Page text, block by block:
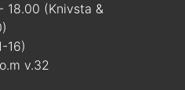
18.00 (Knivsta &
16)
v.32